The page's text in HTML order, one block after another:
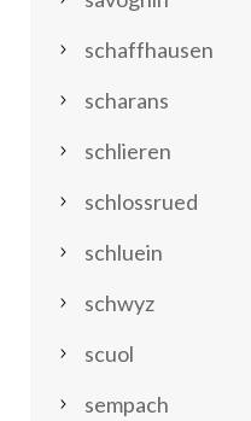
schaffhausen
scharans
schlieren
schlossrued
schluein
schwyz
scuol
sempach